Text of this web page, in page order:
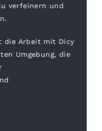
verfeinern und
die Arbeit mit Dicy
Umgebung, die